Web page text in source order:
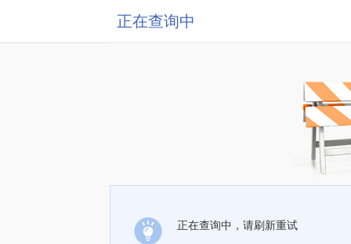
正在查询中
正在查询中，请刷新重试